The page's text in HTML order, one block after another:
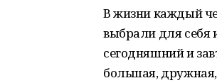
В жизни каждый
выбрали для себя
сегодняшний и
большая,